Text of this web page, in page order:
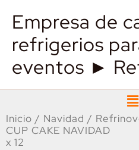
Empresa de
refrigerios
eventos ►
Inicio / Navidad /
CUP CAKE NAVIDAD
x 12